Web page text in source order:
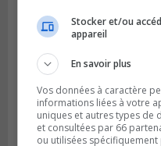
Stocker et/ou
appareil
En savoir plus
Vos données à caractère
informations liées à votre
uniques et autres types de
et consultées par 66
ou utilisées